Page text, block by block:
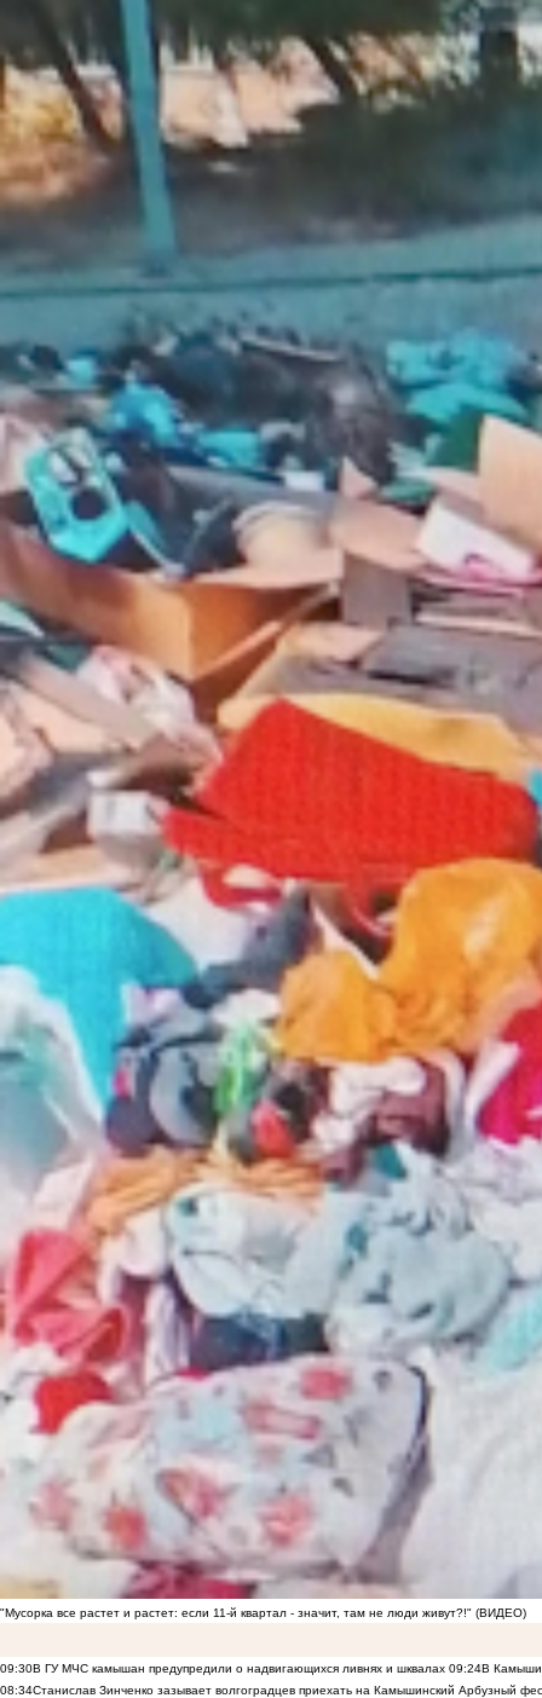
"Мусорка все растет и растет: если 11-й квартал - значит, там не люди живут?!" (ВИДЕО)
09:30В ГУ МЧС камышан предупредили о надвигающихся ливнях и шквалах 09:24В
08:34Станислав Зинченко зазывает волгоградцев приехать на Камышинский Арбузный